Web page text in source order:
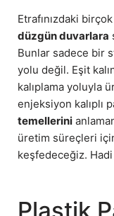
Etrafınızdaki
düzgün duvarlara
Bunlar sadece bir
yolu değil. Eşit
kalıplama yoluyla
enjeksiyon kalıplı
temellerini
üretim süreçleri
keşfedeceğiz. Hadi